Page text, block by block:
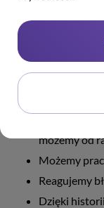
Kontakt z nami
Wysyłając
pewność, że
Dlaczego?
możemy od
Możemy
Reagujemy
Dzięki